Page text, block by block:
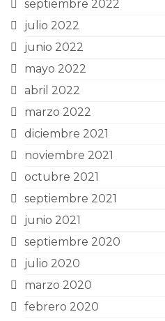
septiembre 2022
julio 2022
junio 2022
mayo 2022
abril 2022
marzo 2022
diciembre 2021
noviembre 2021
octubre 2021
septiembre 2021
junio 2021
septiembre 2020
julio 2020
marzo 2020
febrero 2020